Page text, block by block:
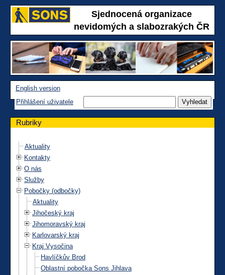
Sjednocená organizace
nevidomých a slabozrakých ČR
English version
Přihlášení uživatele
Rubriky
Aktuality
Kontakty
O nás
Služby
Pobočky (odbočky)
Aktuality
Jihočeský kraj
Jihomoravský kraj
Karlovarský kraj
Kraj Vysočina
Havlíčkův Brod
Oblastní pobočka Sons Jihlava